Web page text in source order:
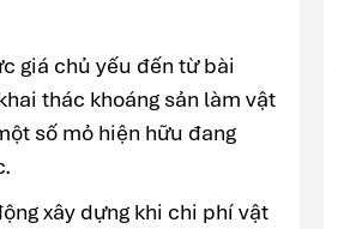
giá chủ yếu đến từ bài
thác khoáng sản làm vật
số mỏ hiện hữu đang
xây dựng khi chi phí vật